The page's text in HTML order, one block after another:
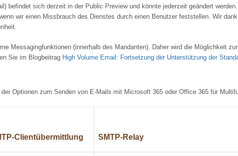
befindet sich derzeit in der Public Preview und könnte jederzeit geändert
wir einen Missbrauch des Dienstes durch einen Benutzer feststellen. Wir
Messagingfunktionen (innerhalb des Mandanten). Daher wird die Möglichkeit
Sie im Blogbeitrag High Volume Email: Fortsetzung der Unterstützung der
Optionen zum Senden von E-Mails mit Microsoft 365 oder Office 365 für
Clientübermittlung SMTP-Relay